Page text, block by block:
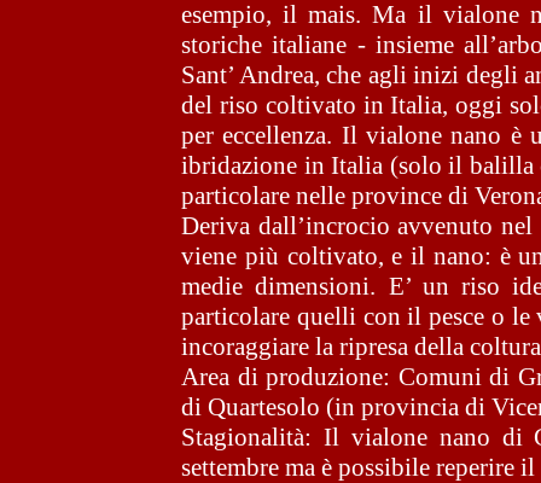
esempio, il mais. Ma il vialone
storiche italiane - insieme
Sant’ Andrea, che agli inizi degli
del riso coltivato in Italia, oggi
per eccellenza. Il vialone nano è
ibridazione in Italia (solo il balilla
particolare nelle province di
Deriva dall’incrocio avvenuto
viene più coltivato, e il nano: è
medie dimensioni. E’ un riso
particolare quelli con il pesce o le
incoraggiare la ripresa della
Area di produzione: Comuni di
di Quartesolo (in provincia di
Stagionalità: Il vialone nano di
settembre ma è possibile reperire